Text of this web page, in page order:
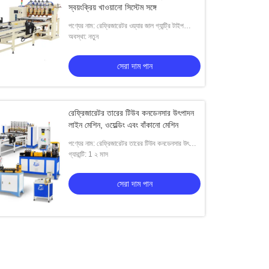
স্বয়ংক্রিয় খাওয়ানো সিস্টেম সঙ্গে
পণ্যের নাম: রেফ্রিজারেটর ওয়্যার জাল গ্যান্ট্রি টাইপ
ওয়েল্ডিং মেশিন ডাবল স্তর ফিডার সঙ্গে
অবস্থা: নতুন
সেরা দাম পান
রেফ্রিজারেটর তারের টিউব কনডেনসার উৎপাদন
লাইন মেশিন, ওয়েল্ডিং এবং বাঁকানো মেশিন
পণ্যের নাম: রেফ্রিজারেটর তারের টিউব কনডেনসার উৎপাদন
লাইন মেশিন, ওয়েল্ডিং এবং বাঁকানো মেশিন
গ্যারান্টি: 1 ২ মাস
সেরা দাম পান